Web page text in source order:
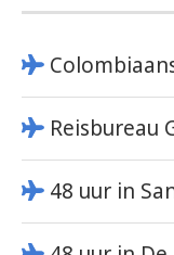
Reisbureau
48 uur in